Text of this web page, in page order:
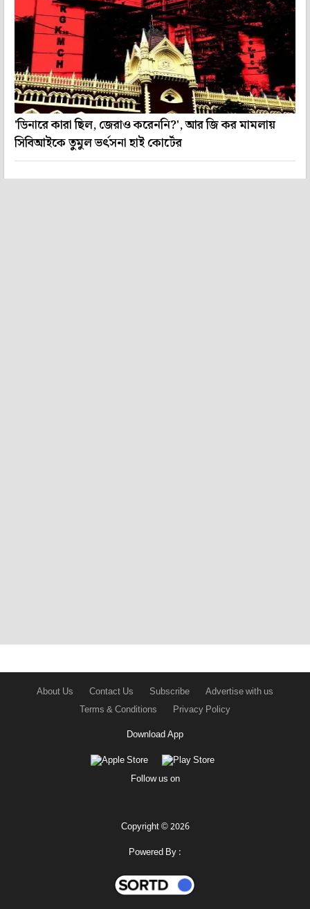
'ডিনারে কারা ছিল, জেরাও করেননি?', আর জি কর মামলায়
সিবিআইকে তুমুল ভর্ৎসনা হাই কোর্টের
About Us Contact Us Subscribe
Advertise with us
Terms & Conditions
Privacy Policy
Download App
Follow us on
Copyright © 2026
Powered By :